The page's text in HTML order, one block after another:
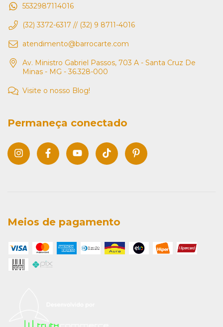
5532987114016
(32) 3372-6317 // (32) 9 8711-4016
atendimento@barrocarte.com
Av. Ministro Gabriel Passos, 703 A - Santa Cruz De
Minas - MG - 36.328-000
Visite o nosso Blog!
Permaneça conectado
Meios de pagamento